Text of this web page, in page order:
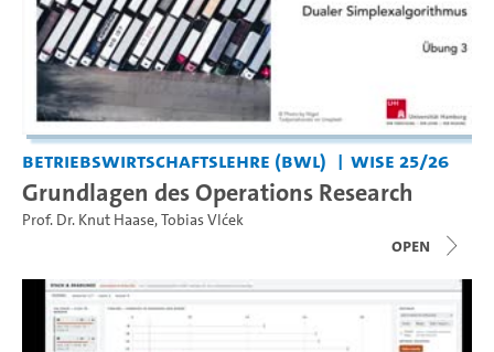
Betriebswirtschaftslehre (BWL) WiSe 25/26
Grundlagen des Operations Research
Prof. Dr. Knut Haase,Tobias Vlćek
open